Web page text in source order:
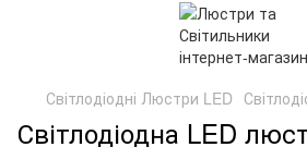
Світлодіодні Люстри LED
Світлодіодна LED